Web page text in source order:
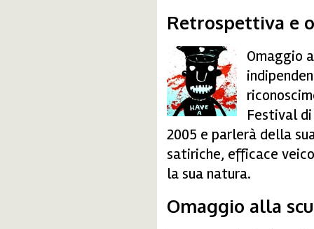
Retrospettiva e
mulloy.jpg
Omaggio
Festival
2005 e parlerà della
satiriche, efficace
la sua natura.
Omaggio alla